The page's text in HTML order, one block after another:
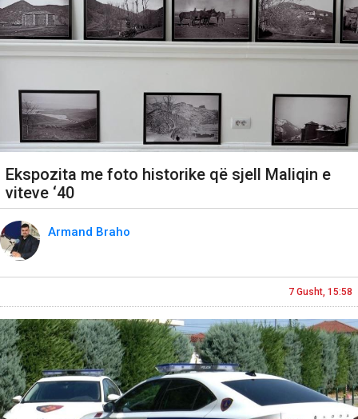
Ekspozita me foto historike që sjell Maliqin e
viteve ‘40
Armand Braho
7 Gusht, 15:58